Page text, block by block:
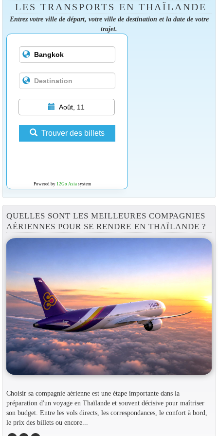
LES TRANSPORTS EN THAÏLANDE
Entrez votre ville de départ, votre ville de destination et la date de votre
trajet.
Août, 11
Trouver des billets
Powered by 12Go Asiasystem
QUELLES SONT LES MEILLEURES COMPAGNIES
AÉRIENNES POUR SE RENDRE EN THAÏLANDE ?
Choisir sa compagnie aérienne est une étape importante dans la
préparation d'un voyage en Thaïlande et souvent décisive pour maîtriser
son budget. Entre les vols directs, les correspondances, le confort à bord,
le prix des billets ou encore...